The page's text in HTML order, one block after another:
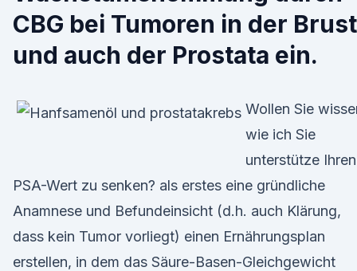
CBG bei Tumoren in der Brust
und auch der Prostata ein.
Wollen Sie
wie ich Sie
unterstütze Ihren
PSA-Wert zu senken? als erstes eine gründliche
Anamnese und Befundeinsicht (d.h. auch Klärung,
dass kein Tumor vorliegt) einen Ernährungsplan
erstellen, in dem das Säure-Basen-Gleichgewicht